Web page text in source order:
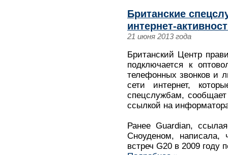
Британские
интернет-
21 июня 2013 года
Британский Центр
подключается к
телефонных звонков и
сети интернет,
спецслужбам,
ссылкой на
Ранее Guardian,
Сноуденом, написала,
встреч G20 в 2009 году